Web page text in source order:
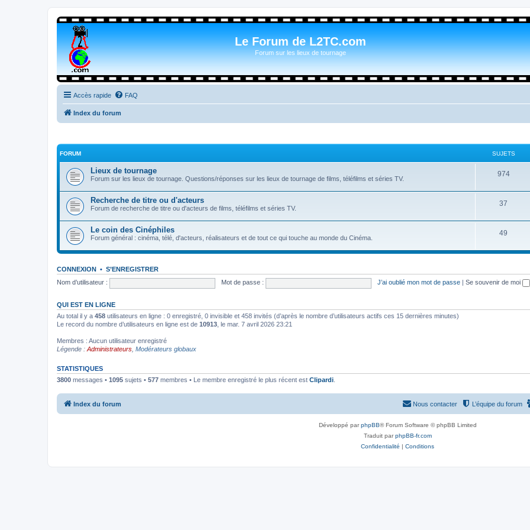
Le Forum de L2TC.com
Forum sur les lieux de tournage
Accès rapide FAQ
Index du forum
FORUM SUJETS
Lieux de tournage
Forum sur les lieux de tournage. Questions/réponses sur les lieux de tournage de films, téléfilms et séries TV.
974
Recherche de titre ou d'acteurs
Forum de recherche de titre ou d'acteurs de films, téléfilms et séries TV.
37
Le coin des Cinéphiles
Forum général : cinéma, télé, d'acteurs, réalisateurs et de tout ce qui touche au monde du Cinéma.
49
CONNEXION • S’ENREGISTRER
Nom d’utilisateur :
Mot de passe : J’ai oublié mon mot de passe Se souvenir de moi
QUI EST EN LIGNE
Au total il y a 458 utilisateurs en ligne : 0 enregistré, 0 invisible et 458 invités (d’après le nombre d’utilisateurs actifs ces 15 dernières minutes)
Le record du nombre d’utilisateurs en ligne est de 10913 , le mar. 7 avril 2026 23:21
Membres : Aucun utilisateur enregistré
Légende : Administrateurs Modérateurs globaux
STATISTIQUES
3800 messages • 1095 sujets • 577 membres • Le membre enregistré le plus récent est Clipardi
Index du forum L’équipe du forum
Nous contacter
Développé parphpBB® Forum Software © phpBB Limited
Traduit parphpBB-fr.com
Confidentialité | Conditions